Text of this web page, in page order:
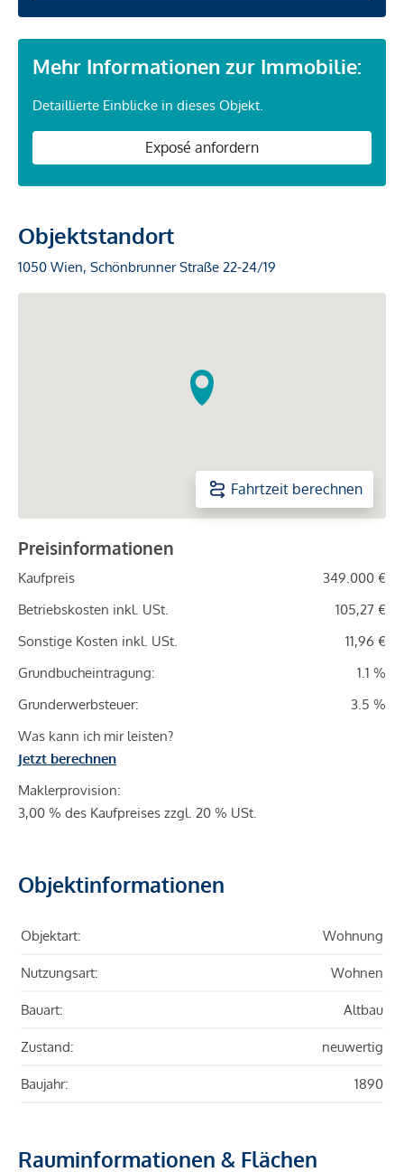
Mehr Informationen zur Immobilie:
Detaillierte Einblicke in dieses Objekt.
Exposé anfordern
Objektstandort
1050 Wien, Schönbrunner Straße 22-24/19
Fahrtzeit berechnen
Preisinformationen
Kaufpreis
349.000 €
Betriebskosten inkl. USt.
105,27 €
Sonstige Kosten inkl. USt.
11,96 €
Grundbucheintragung:
1.1 %
Grunderwerbsteuer:
3.5 %
Was kann ich mir leisten?
Jetzt berechnen
Maklerprovision:
3,00 % des Kaufpreises zzgl. 20 % USt.
Objektinformationen
Objektart: Wohnung
Nutzungsart: Wohnen
Bauart: Altbau
Zustand: neuwertig
Baujahr: 1890
Rauminformationen & Flächen